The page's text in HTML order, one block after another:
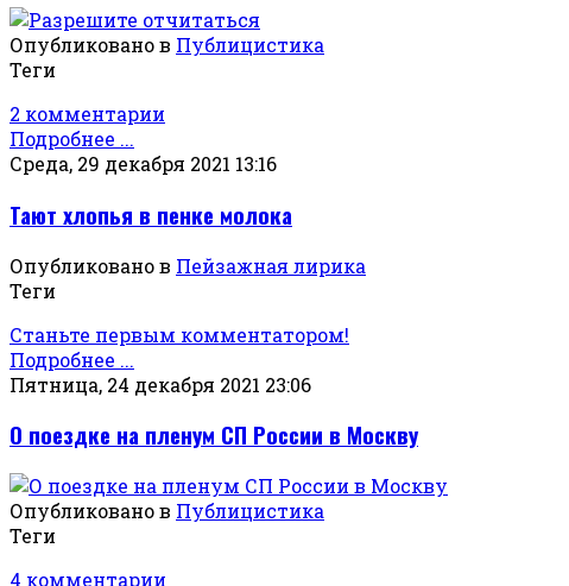
Опубликовано в Публицистика
Теги
2 комментарии
Подробнее ...
Среда, 29 декабря 2021 13:16
Тают хлопья в пенке молока
Опубликовано в Пейзажная лирика
Теги
Станьте первым комментатором!
Подробнее ...
Пятница, 24 декабря 2021 23:06
О поездке на пленум СП России в Москву
Опубликовано в Публицистика
Теги
4 комментарии